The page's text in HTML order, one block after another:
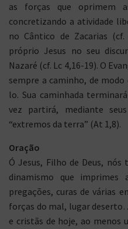
as forças que oprimem
concretizando a atividade
no Cântico de Zacarias
próprio Jesus no seu
Nazaré (cf. Lc 4,16-19). O
sempre a caminho, de
lo. Sua caminhada
vez partirá, mediante
“extremos da terra” (At 1,8).
Oração
Ó Jesus, Filho de Deus,
dinamismo que
pregações, curas de várias
forças do mal, lugar
e cristãs de hoje, ao menos